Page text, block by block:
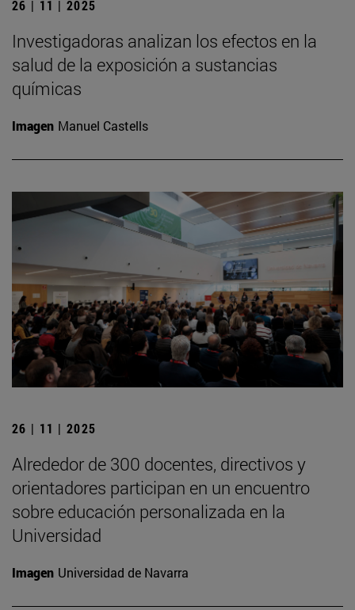
26 | 11 | 2025
Investigadoras analizan los efectos en la
salud de la exposición a sustancias
químicas
Imagen Manuel Castells
26 | 11 | 2025
Alrededor de 300 docentes, directivos y
orientadores participan en un encuentro
sobre educación personalizada en la
Universidad
Imagen Universidad de Navarra